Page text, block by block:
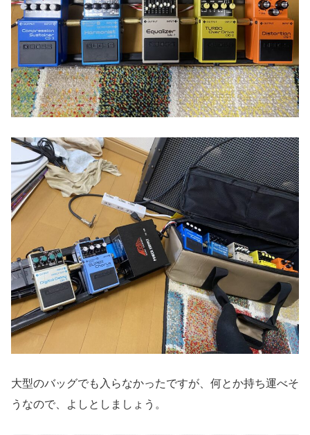
大型のバッグでも入らなかったですが、何とか持ち運べそ
うなので、よしとしましょう。